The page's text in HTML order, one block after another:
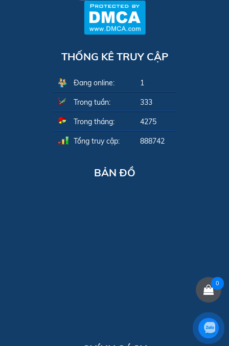
BẢN ĐỒ
THỐNG KÊ TRUY CẬP
Đang online: 1
Trong tuần: 333
Trong tháng: 4275
Tổng truy cập: 888742
0